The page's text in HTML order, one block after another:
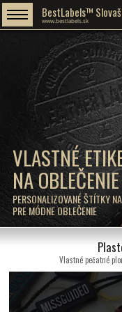
VLASTNÉ
NA OBLEČENIE
PERSONALIZOVANÉ ŠTÍTKY
PRE MÓDNE OBLEČENIE
BestLabels™
www.bestlabels.sk
Vlastné pečatné